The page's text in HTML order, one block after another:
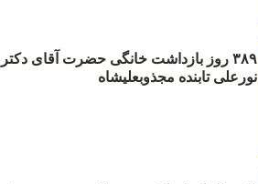
۳۸۹ روز بازداشت خانگی حضرت آقای دکتر
نورعلی تابنده مجذوبعلیشاه